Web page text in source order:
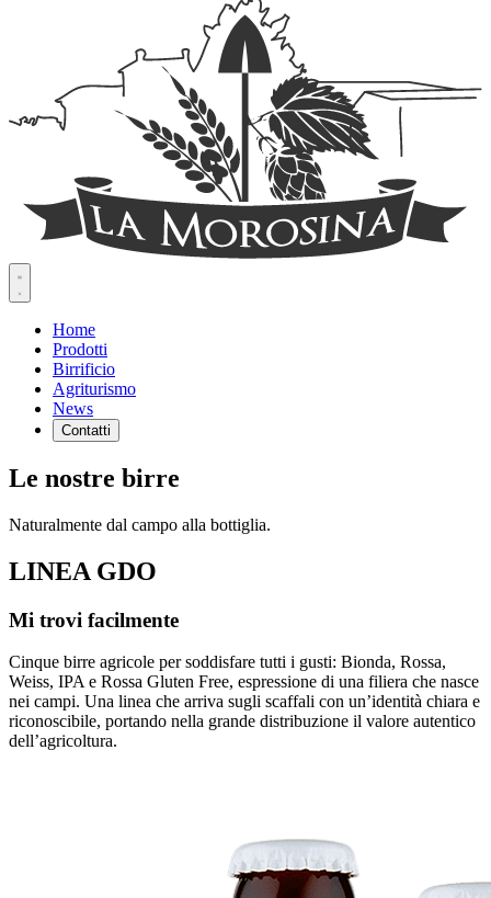
Home
Prodotti
Birrificio
Agriturismo
News
Contatti
Le nostre birre
Naturalmente dal campo alla bottiglia.
LINEA GDO
Mi trovi facilmente
Cinque birre agricole per soddisfare tutti i gusti: Bionda, Rossa,
Weiss, IPA e Rossa Gluten Free, espressione di una filiera che nasce
nei campi. Una linea che arriva sugli scaffali con un’identità chiara e
riconoscibile, portando nella grande distribuzione il valore autentico
dell’agricoltura.